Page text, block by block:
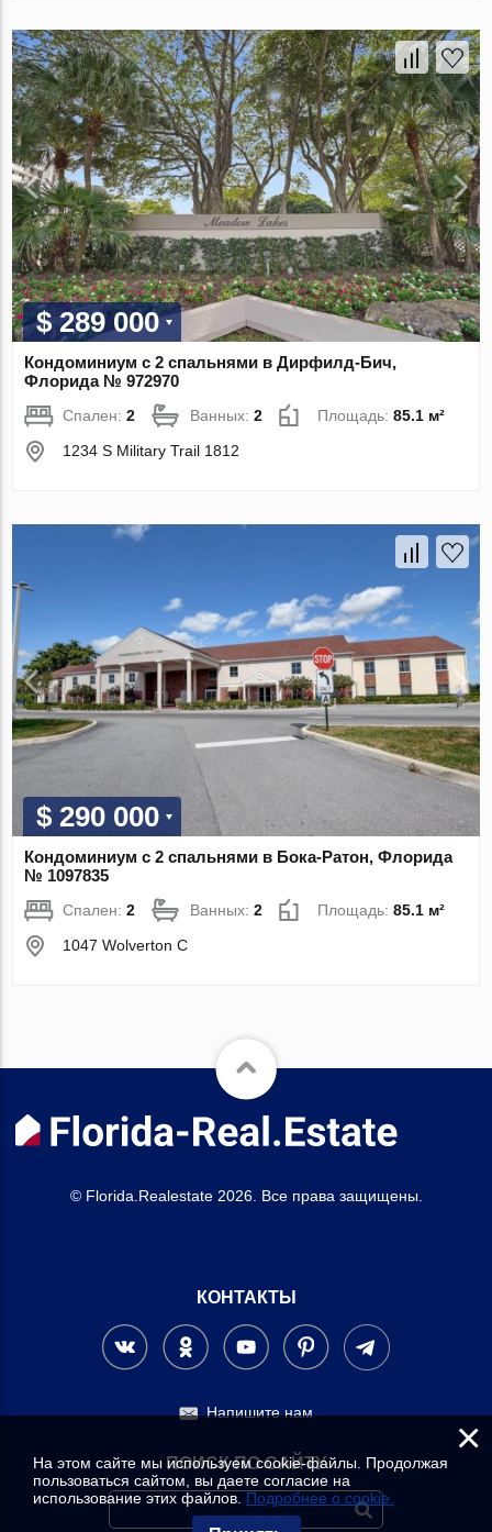
$ 289 000
Кондоминиум с 2 спальнями в Дирфилд-Бич,
Флорида № 972970
Спален:2 Ванных:2 Площадь:85.1 м²
1234 S Military Trail 1812
$ 290 000
Кондоминиум с 2 спальнями в Бока-Ратон, Флорида
№ 1097835
Спален:2 Ванных:2 Площадь:85.1 м²
1047 Wolverton C
© Florida.Realestate 2026. Все права защищены.
КОНТАКТЫ
Напишите нам
ПОИСК ПО САЙТУ
×
На этом сайте мы используем cookie-файлы. Продолжая
пользоваться сайтом, вы даете согласие на
использование этих файлов. Подробнее о cookie.